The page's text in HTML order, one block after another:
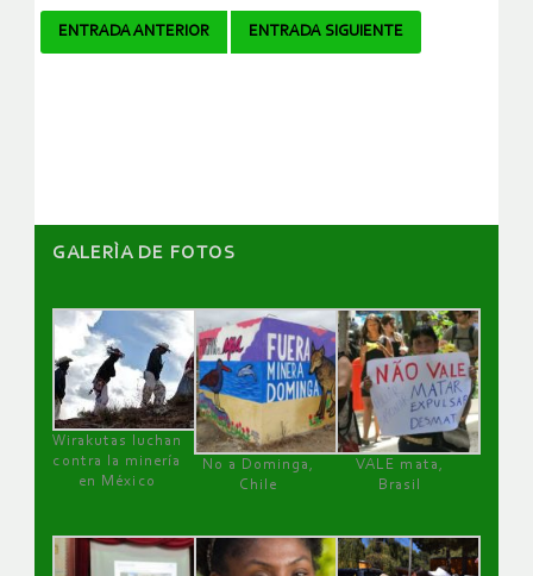
Navegador
ENTRADA ANTERIOR ENTRADA SIGUIENTE
GALERÌA DE FOTOS
Wirakutas luchan
contra la minería
en México
No a Dominga,
Chile
VALE mata,
Brasil